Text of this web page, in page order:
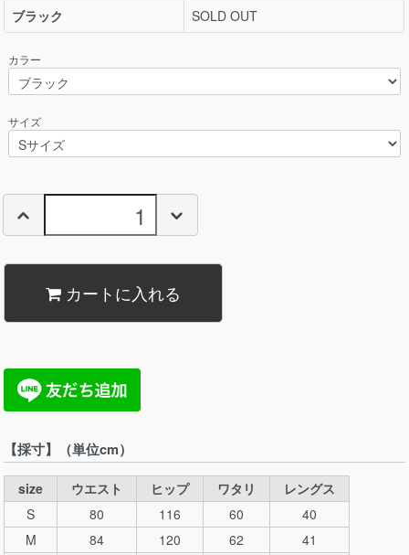
ブラック SOLD OUT
カラー
サイズ
カートに入れる
【採寸】（単位cm）
size ウエスト ヒップ ワタリ
レングス
S
80 116 60
40
M
84 120 62
41